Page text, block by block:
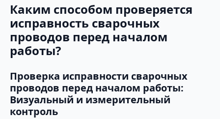
Каким способом проверяется
исправность сварочных
проводов перед началом
работы?
Проверка исправности сварочных
проводов перед началом работы:
Визуальный и измерительный
контроль